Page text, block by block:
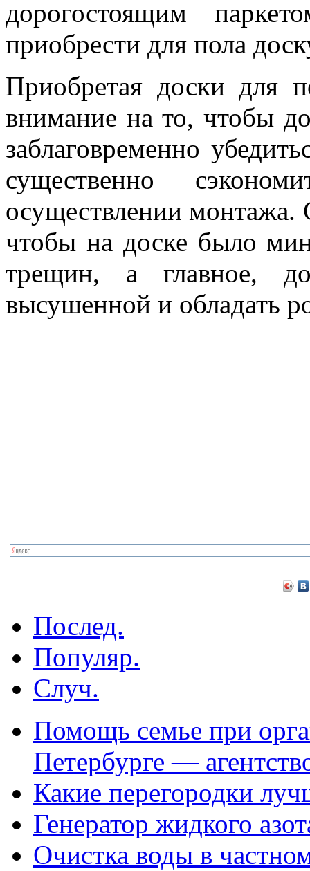
дорогостоящим
приобрести для пола
Приобретая доски для
внимание на то, чтобы
заблаговременно
существенно
осуществлении монтажа.
чтобы на доске было
трещин, а главное,
высушенной и обладать
Послед.
Популяр.
Случ.
Помощь семье при
Петербурге —
Какие перегородки
Генератор жидкого
Очистка воды в